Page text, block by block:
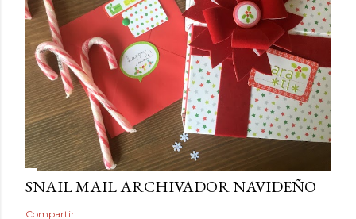
SNAIL MAIL ARCHIVADOR NAVIDEÑO
Compartir